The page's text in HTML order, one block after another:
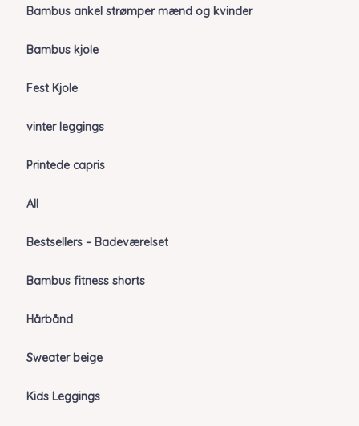
Bambus ankel strømper mænd og kvinder
Bambus kjole
Fest Kjole
vinter leggings
Printede capris
All
Bestsellers – Badeværelset
Bambus fitness shorts
Hårbånd
Sweater beige
Kids Leggings